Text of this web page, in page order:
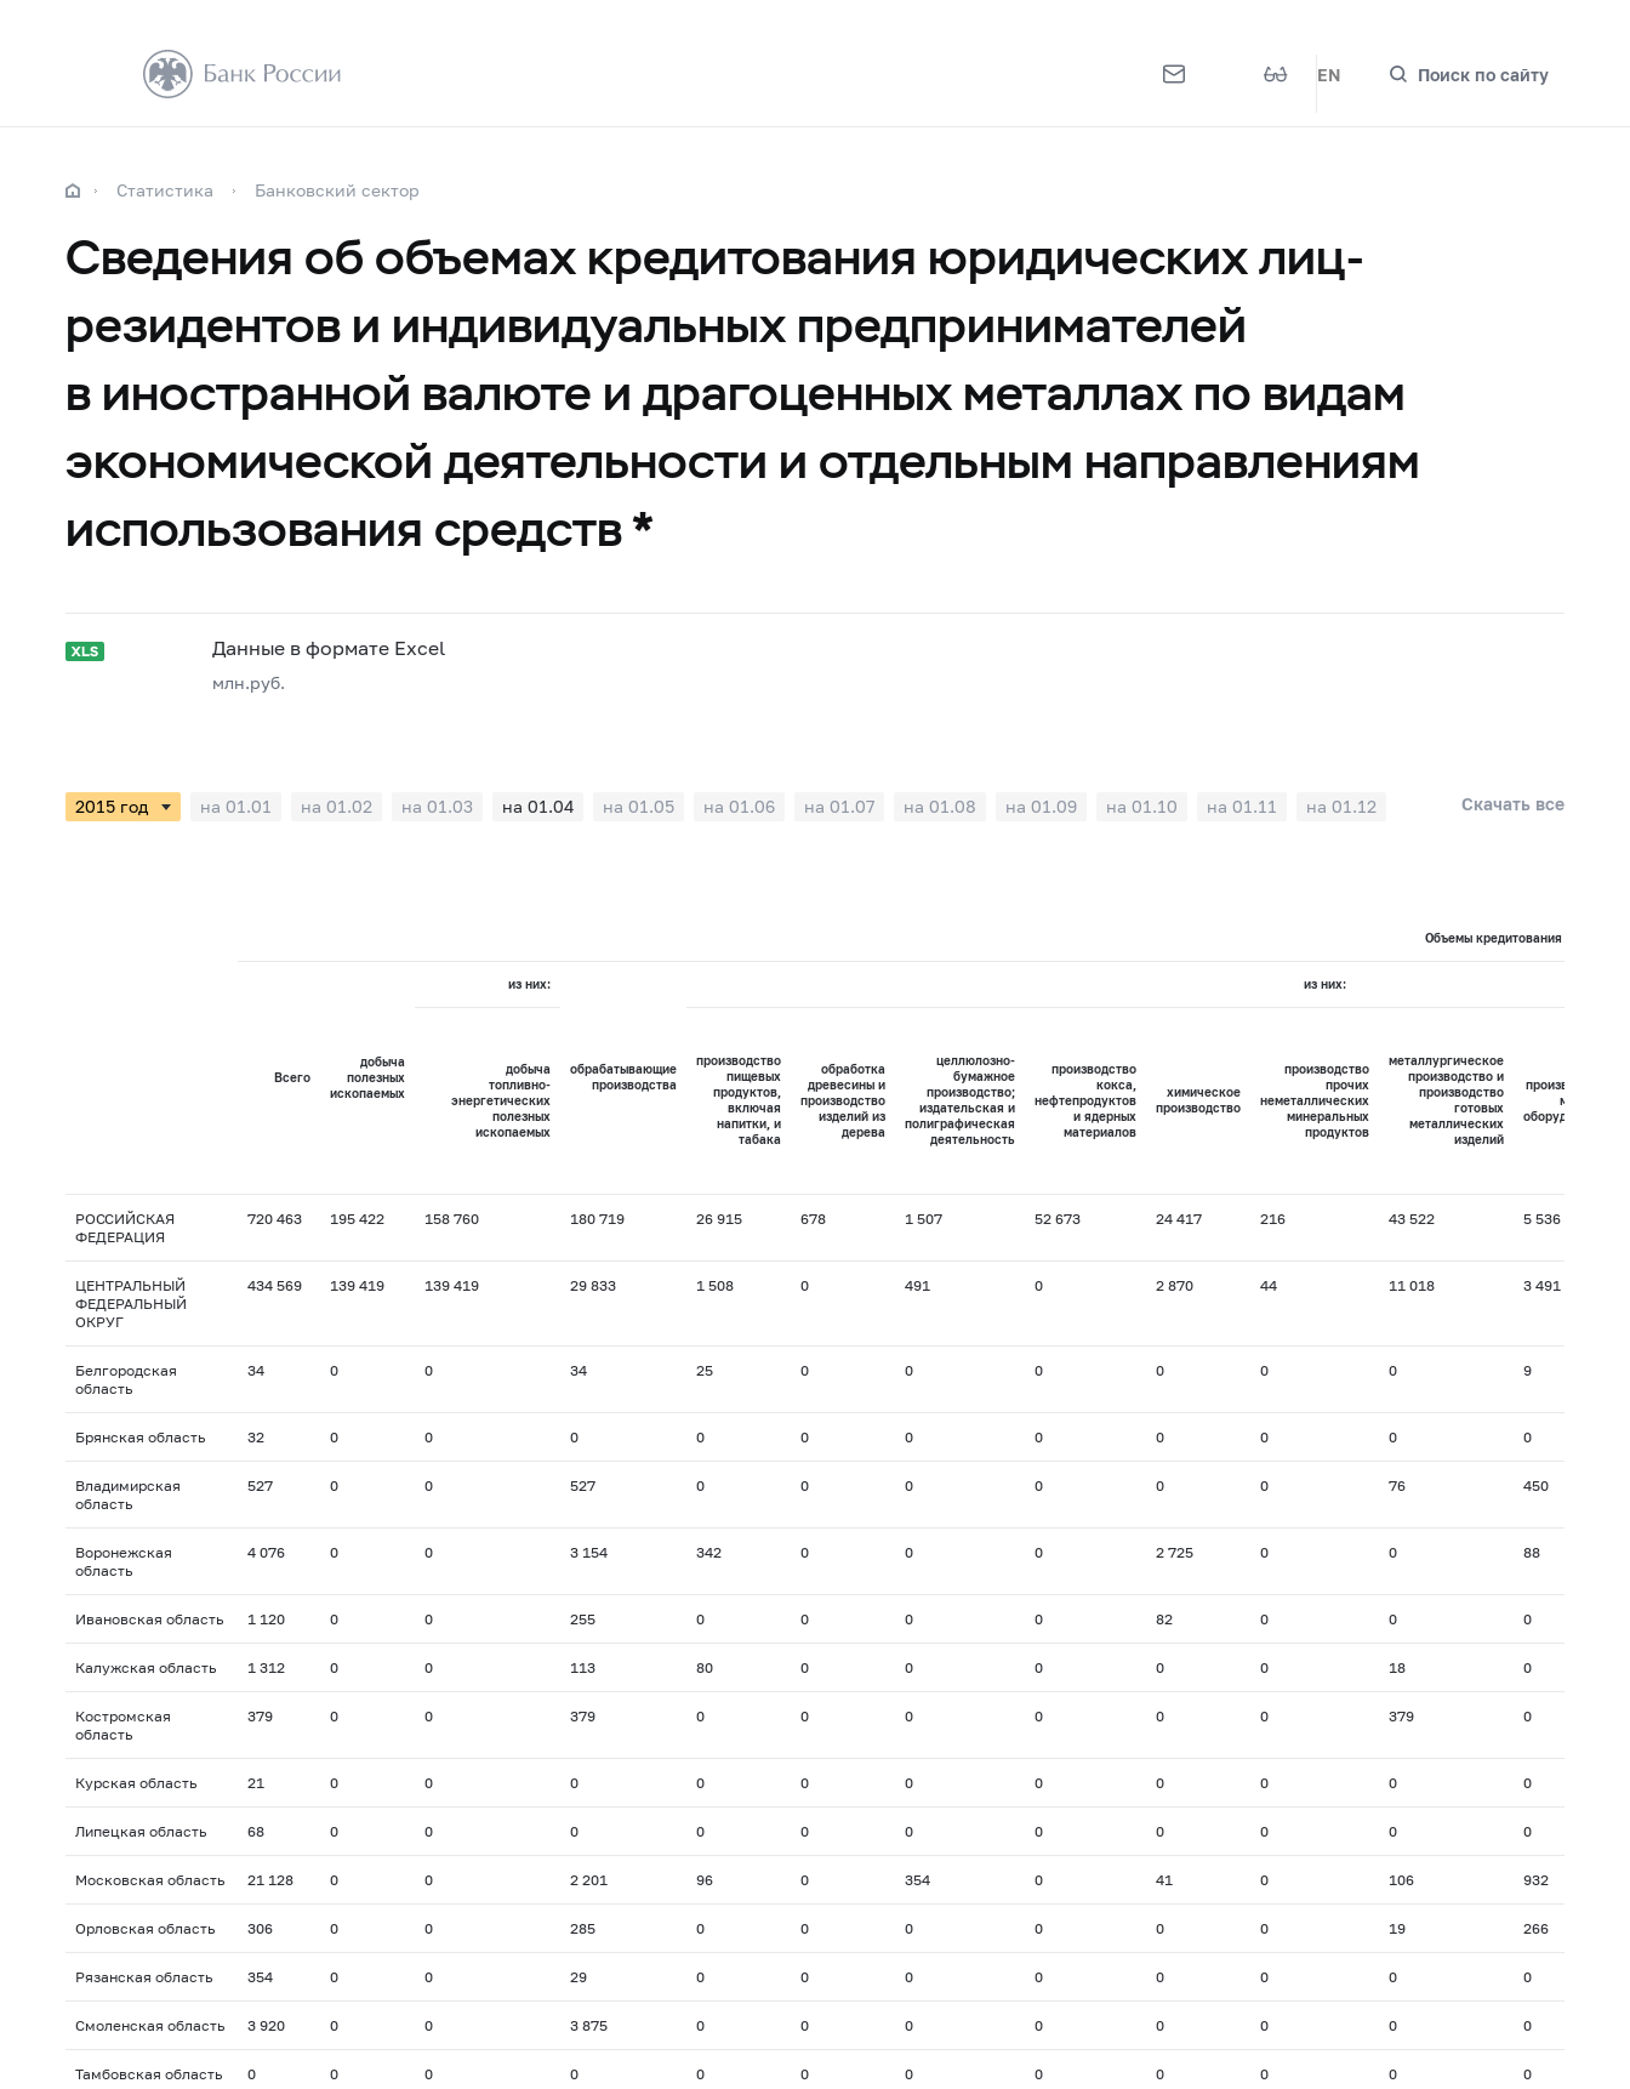
EN Поиск по сайту
Статистика Банковский сектор
Сведения об объемах кредитования юридических лиц-
резидентов и индивидуальных предпринимателей
в иностранной валюте и драгоценных металлах по видам
экономической деятельности и отдельным направлениям
использования средств *
Данные в формате Excel
млн.руб.
на 01.01 на 01.02 на 01.03 на 01.04 на 01.05 на 01.06 на 01.07 на 01.08 на 01.09 на 01.10 на 01.11 на 01.12 Скачать все
Объемы кредитования по видам
Всего
добыча
полезных
ископаемых
из них:
обрабатывающие
производства
из них:
добыча
топливно-
энергетических
полезных
ископаемых
производство
пищевых
продуктов,
включая
напитки, и
табака
обработка
древесины и
производство
изделий из
дерева
целлюлозно-
бумажное
производство;
издательская и
полиграфическая
деятельность
производство
кокса,
нефтепродуктов
и ядерных
материалов
химическое
производство
производство
прочих
неметаллических
минеральных
продуктов
металлургическое
производство и
производство
готовых
металлических
изделий
производство
машин и
оборудования
РОССИЙСКАЯ
ФЕДЕРАЦИЯ
720 463 195 422 158 760 180 719 26 915 678 1 507 52 673 24 417 216 43 522 5 536
ЦЕНТРАЛЬНЫЙ
ФЕДЕРАЛЬНЫЙ
ОКРУГ
434 569 139 419 139 419 29 833 1 508 0 491 0 2 870 44 11 018 3 491
Белгородская
область
34 0 0 34 25 0 0 0 0 0 0 9
Брянская область 32 0 0 0 0 0 0 0 0 0 0 0
Владимирская
область
527 0 0 527 0 0 0 0 0 0 76 450
Воронежская
область
4 076 0 0 3 154 342 0 0 0 2 725 0 0 88
Ивановская область 1 120 0 0 255 0 0 0 0 82 0 0 0
Калужская область 1 312 0 0 113 80 0 0 0 0 0 18 0
Костромская
область
379 0 0 379 0 0 0 0 0 0 379 0
Курская область 21 0 0 0 0 0 0 0 0 0 0 0
Липецкая область 68 0 0 0 0 0 0 0 0 0 0 0
Московская область 21 128 0 0 2 201 96 0 354 0 41 0 106 932
Орловская область 306 0 0 285 0 0 0 0 0 0 19 266
Рязанская область 354 0 0 29 0 0 0 0 0 0 0 0
Смоленская область 3 920 0 0 3 875 0 0 0 0 0 0 0 0
Тамбовская область 0 0 0 0 0 0 0 0 0 0 0 0